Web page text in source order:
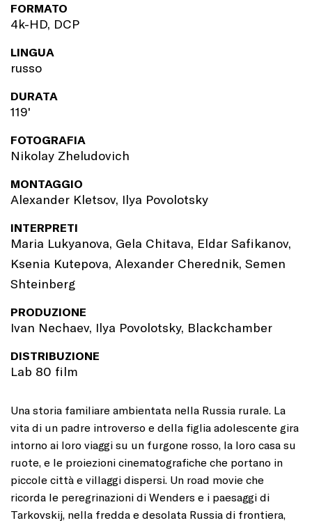
FORMATO
4k-HD, DCP
LINGUA
russo
DURATA
119'
FOTOGRAFIA
Nikolay Zheludovich
MONTAGGIO
Alexander Kletsov, Ilya Povolotsky
INTERPRETI
Maria Lukyanova, Gela Chitava, Eldar Safikanov,
Ksenia Kutepova, Alexander Cherednik, Semen
Shteinberg
PRODUZIONE
Ivan Nechaev, Ilya Povolotsky, Blackchamber
DISTRIBUZIONE
Lab 80 film
Una storia familiare ambientata nella Russia rurale. La
vita di un padre introverso e della figlia adolescente gira
intorno ai loro viaggi su un furgone rosso, la loro casa su
ruote, e le proiezioni cinematografiche che portano in
piccole città e villaggi dispersi. Un road movie che
ricorda le peregrinazioni di Wenders e i paesaggi di
Tarkovskij, nella fredda e desolata Russia di frontiera,